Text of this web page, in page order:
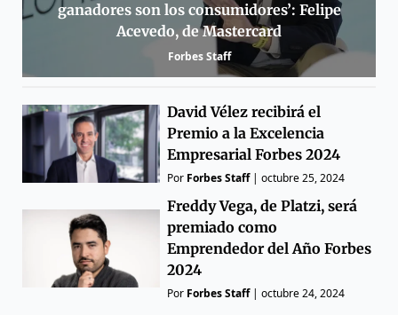
ganadores son los consumidores’: Felipe
Acevedo, de Mastercard
Forbes Staff
David Vélez recibirá el
Premio a la Excelencia
Empresarial Forbes 2024
Por Forbes Staff|octubre 25, 2024
Freddy Vega, de Platzi, será
premiado como
Emprendedor del Año Forbes
2024
Por Forbes Staff|octubre 24, 2024